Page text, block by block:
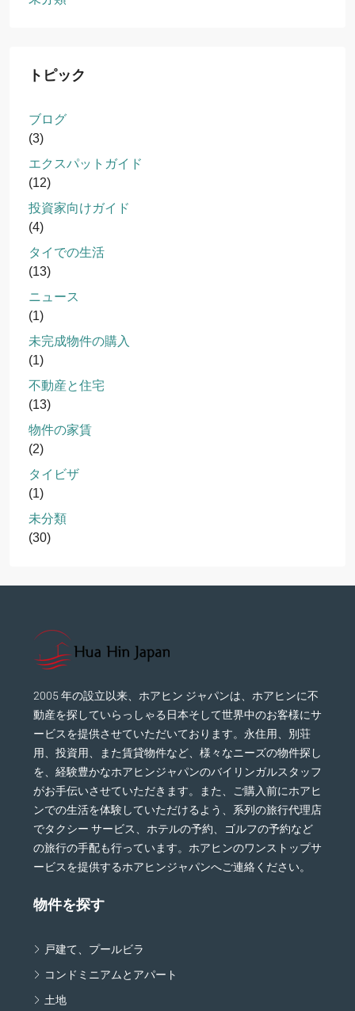
トピック
ブログ
(3)
エクスパットガイド
(12)
投資家向けガイド
(4)
タイでの生活
(13)
ニュース
(1)
未完成物件の購入
(1)
不動産と住宅
(13)
物件の家賃
(2)
タイビザ
(1)
未分類
(30)
2005 年の設立以来、ホアヒン ジャパンは、ホアヒンに不
動産を探していらっしゃる日本そして世界中のお客様にサ
ービスを提供させていただいております。永住用、別荘
用、投資用、また賃貸物件など、様々なニーズの物件探し
を、経験豊かなホアヒンジャパンのバイリンガルスタッフ
がお手伝いさせていただきます。また、ご購入前にホアヒ
ンでの生活を体験していただけるよう、系列の旅行代理店
でタクシー サービス、ホテルの予約、ゴルフの予約など
の旅行の手配も行っています。ホアヒンのワンストップサ
ービスを提供するホアヒンジャパンへご連絡ください。
物件を探す
戸建て、プールビラ
コンドミニアムとアパート
土地